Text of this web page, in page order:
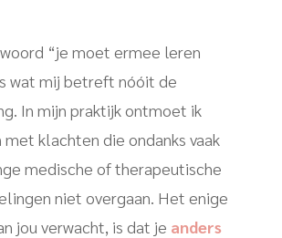
“je moet ermee leren
wat mij betreft nóóit de
In mijn praktijk ontmoet ik
met klachten die ondanks vaak
medische of therapeutische
niet overgaan. Het enige
jou verwacht, is dat je anders